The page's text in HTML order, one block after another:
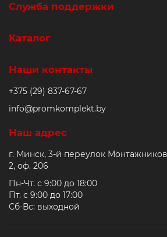
Служба поддержки
Каталог
Наши контакты
+375 (29) 837-67-67
info@promkomplekt.by
Наш адрес
г. Минск, 3-й переулок
2, оф. 206
Пн-Чт. с 9:00 до 18:00
Пт. с 9:00 до 17:00
Сб-Вс: выходной